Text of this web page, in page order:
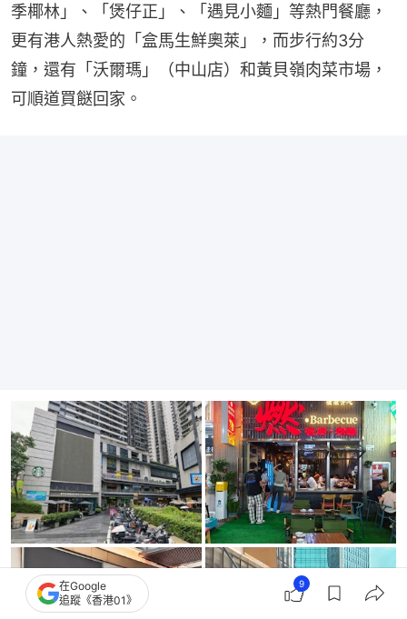
季椰林」、「煲仔正」、「遇見小麵」等熱門餐廳，
更有港人熱愛的「盒馬生鮮奧萊」，而步行約3分
鐘，還有「沃爾瑪」（中山店）和黃貝嶺肉菜市場，
可順道買餸回家。
在Google
追蹤《香港01》
9